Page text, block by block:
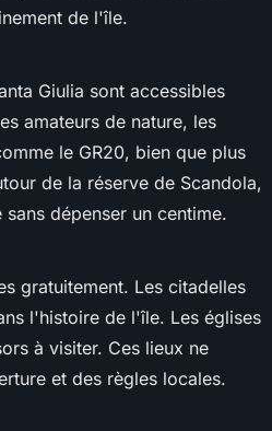
de l'île.
Giulia sont accessibles
amateurs de nature, les
le GR20, bien que plus
de la réserve de Scandola,
dépenser un centime.
gratuitement. Les citadelles
l'histoire de l'île. Les églises
à visiter. Ces lieux ne
et des règles locales.